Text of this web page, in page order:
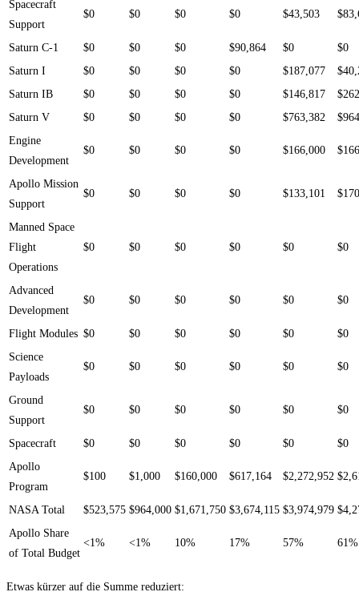
Spacecraft
Support
$0 $0 $0 $0 $43,503
Saturn C-1 $0 $0 $0 $90,864 $0
$0
Saturn I
$0 $0 $0 $0 $187,077
Saturn IB
$0 $0 $0 $0 $146,817
Saturn V
$0 $0 $0 $0 $763,382
Engine
Development
$0 $0 $0 $0 $166,000
Apollo Mission
Support
$0 $0 $0 $0 $133,101
Manned Space
Flight
Operations
$0 $0 $0 $0 $0 $0
Advanced
Development
$0 $0 $0 $0 $0 $0
Flight Modules $0 $0 $0 $0 $0
$0
Science
Payloads
$0 $0 $0 $0 $0 $0
Ground
Support
$0 $0 $0 $0 $0 $0
Spacecraft $0 $0 $0 $0 $0
$0
Apollo
Program
$100 $1,000 $160,000 $617,164 $2,272,952
NASA Total $523,575 $964,000 $1,671,750 $3,674,115 $3,974,979
Apollo Share
of Total Budget
<1% <1% 10% 17% 57% 61%
Etwas kürzer auf die Summe reduziert: